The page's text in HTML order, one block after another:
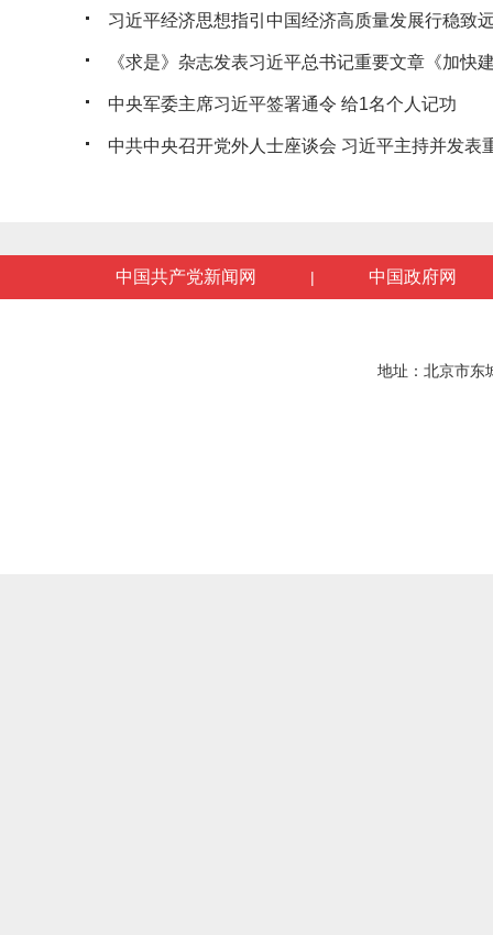
习近平经济思想指引中国经济高质量发展行稳致
《求是》杂志发表习近平总书记重要文章《加快
中央军委主席习近平签署通令 给1名个人记功
中共中央召开党外人士座谈会 习近平主持并发表
中国共产党新闻网 | 中国政府网
地址：北京市东